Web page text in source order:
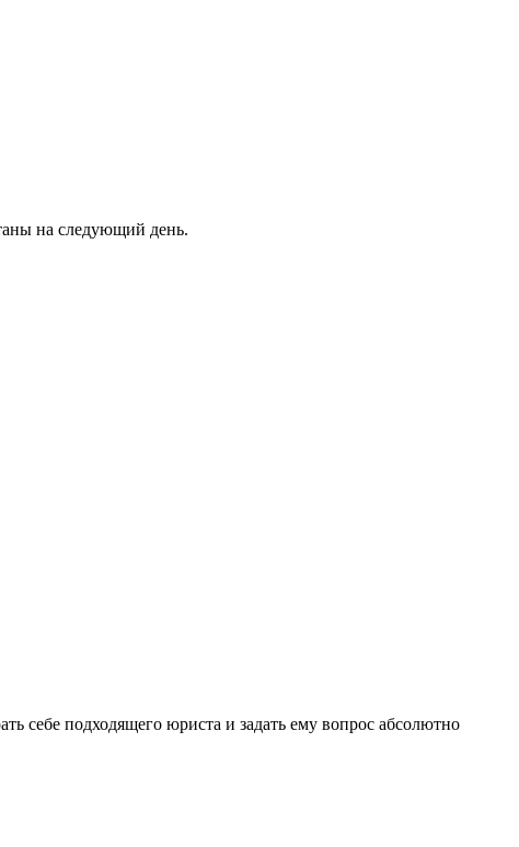
на следующий день.
себе подходящего юриста и задать ему вопрос абсолютно